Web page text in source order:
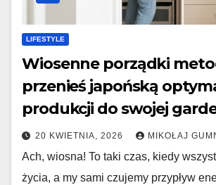
LIFESTYLE
Wiosenne porządki
przenieś japońską
produkcji do swojej
20 KWIETNIA, 2026 MIKOŁAJ
Ach, wiosna! To taki czas, kiedy
życia, a my sami czujemy przypływ